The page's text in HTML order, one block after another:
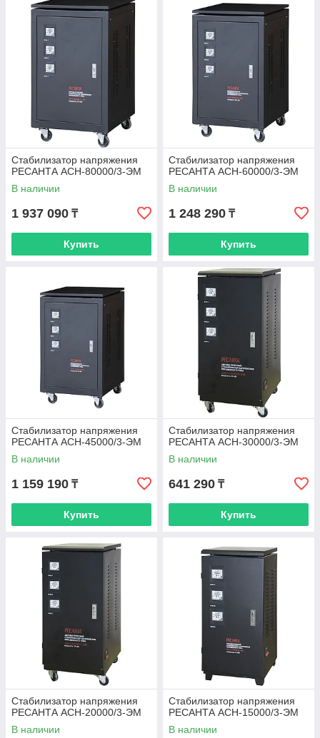
Стабилизатор напряжения
РЕСАНТА АСН-80000/3-ЭМ
В наличии
1 937 090 ₸
Купить
Стабилизатор напряжения
РЕСАНТА АСН-60000/3-ЭМ
В наличии
1 248 290 ₸
Купить
Стабилизатор напряжения
РЕСАНТА АСН-45000/3-ЭМ
В наличии
1 159 190 ₸
Купить
Стабилизатор напряжения
РЕСАНТА АСН-30000/3-ЭМ
В наличии
641 290 ₸
Купить
Стабилизатор напряжения
РЕСАНТА АСН-20000/3-ЭМ
В наличии
Стабилизатор напряжения
РЕСАНТА АСН-15000/3-ЭМ
В наличии